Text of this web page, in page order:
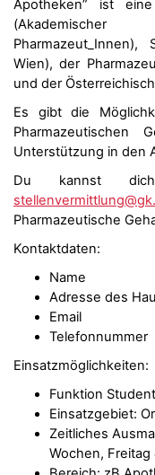
Apotheken” ist
(Akademischer
Pharmazeut_Innen),
Wien), der
und der
Es gibt die
Pharmazeutischen
Unterstützung in den
Du kannst
Pharmazeutische
Kontaktdaten:
Name
Adresse des
Email
Telefonnummer
Einsatzmöglichkeiten:
Funktion
Einsatzgebiet:
Zeitliches
Wochen,